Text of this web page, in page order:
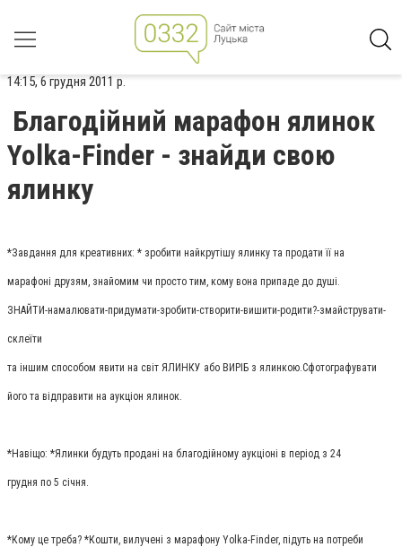
14:15, 6 грудня 2011 р.
Благодійний марафон ялинок
Yolka-Finder - знайди свою
ялинку
*Завдання для креативних: * зробити найкрутішу ялинку та продати її на
марафоні друзям, знайомим чи просто тим, кому вона припаде до душі.
ЗНАЙТИ-намалювати-придумати-зробити-створити-вишити-родити?-змайструвати-
склеїти
та іншим способом явити на світ ЯЛИНКУ або ВИРІБ з ялинкою.Сфотографувати
його та відправити на аукціон ялинок.
*Навіщо: *Ялинки будуть продані на благодійному аукціоні в період з 24
грудня по 5 січня.
*Кому це треба? *Кошти, вилучені з марафону Yolka-Finder, підуть на потреби